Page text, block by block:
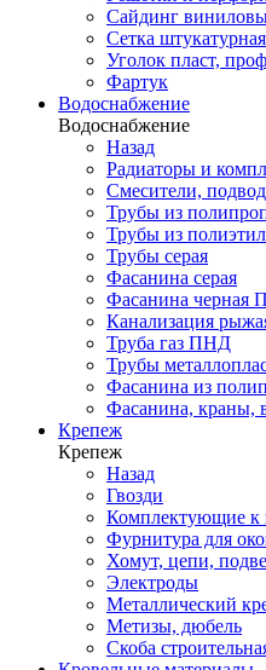
Сайдинг
Сетка штукатурная
Уголок пласт,
Фартук
Водоснабжение
Водоснабжение
Назад
Радиаторы и
Смесители,
Трубы из
Трубы из
Трубы серая
Фасанина серая
Фасанина черная
Канализация
Труба газ ПНД
Трубы
Фасанина из
Фасанина, краны,
Крепеж
Крепеж
Назад
Гвозди
Комплектующие к
Фурнитура для
Хомут, цепи,
Электроды
Металлический
Метизы, дюбель
Скоба